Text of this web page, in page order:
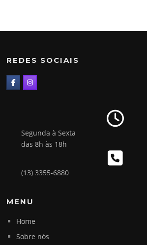
REDES SOCIAIS
Segunda à Sexta
das 8h às 18h
(13) 3355-6880
MENU
Home
Sobre nós